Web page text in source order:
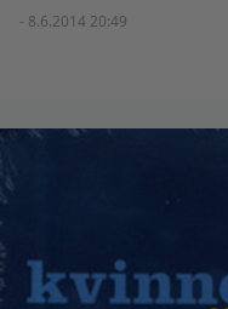
- 8.6.2014 20:49